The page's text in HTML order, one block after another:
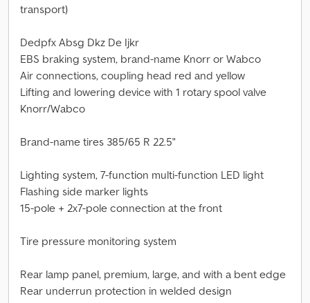
transport)
Dedpfx Absg Dkz De Ijkr
EBS braking system, brand-name Knorr or Wabco
Air connections, coupling head red and yellow
Lifting and lowering device with 1 rotary spool valve
Knorr/Wabco
Brand-name tires 385/65 R 22.5"
Lighting system, 7-function multi-function LED light
Flashing side marker lights
15-pole + 2x7-pole connection at the front
Tire pressure monitoring system
Rear lamp panel, premium, large, and with a bent edge
Rear underrun protection in welded design